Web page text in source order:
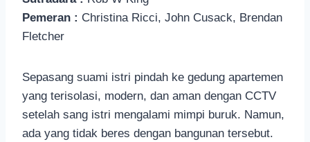
Pemeran : Christina Ricci, John Cusack, Brendan
Fletcher
Sepasang suami istri pindah ke gedung apartemen
yang terisolasi, modern, dan aman dengan CCTV
setelah sang istri mengalami mimpi buruk. Namun,
ada yang tidak beres dengan bangunan tersebut.